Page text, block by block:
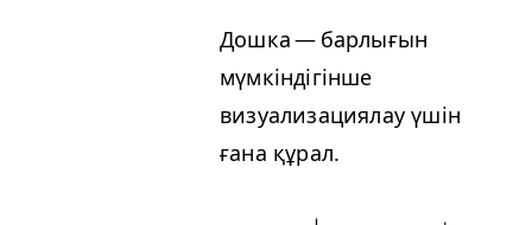
Дошка — барлығын
мүмкіндігінше
визуализациялау үшін
ғана құрал.